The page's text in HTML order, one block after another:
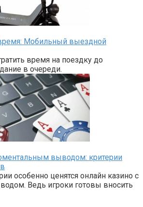
Мобильный выездной
время на поездку до
в очереди.
выводом: критерии
особенно ценятся онлайн казино с
Ведь игроки готовы вносить